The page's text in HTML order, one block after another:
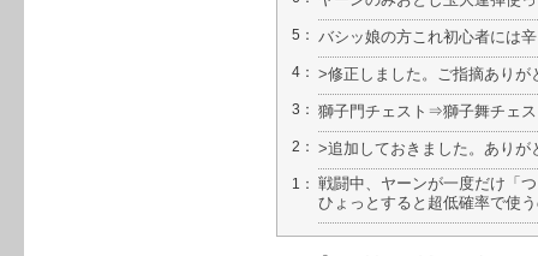
5： バシッ娘の方これ初心者には
4： >修正しました。ご指摘ありが
3： 獅子門チェスト⇒獅子舞チェ
2： >追加しておきました。ありが
1： 戦闘中、ヤーンが一度だけ「
ひょっとすると超低確率で使